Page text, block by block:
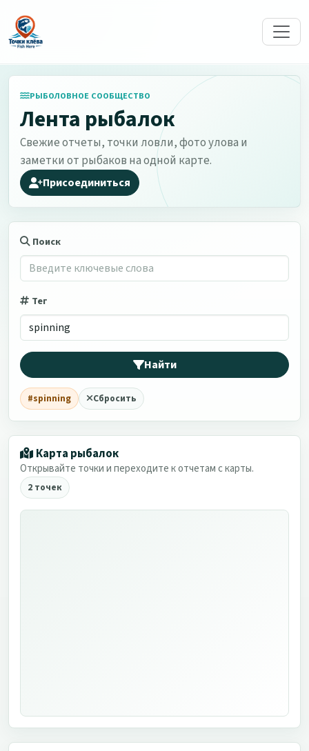
РЫБОЛОВНОЕ СООБЩЕСТВО
Лента рыбалок
Свежие отчеты, точки ловли, фото улова и
заметки от рыбаков на одной карте.
Присоединиться
Поиск
Тег
Найти
#spinning Сбросить
Карта рыбалок
Открывайте точки и переходите к отчетам с карты.
2 точек